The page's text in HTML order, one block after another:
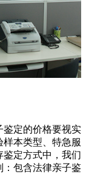
鉴定的价格要视实
本类型、特急服
定方式中，我们
：包含法律亲子鉴